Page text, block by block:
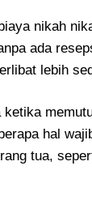
nikah
ada
lebih
hal
tua,